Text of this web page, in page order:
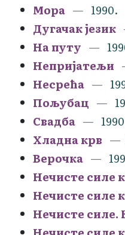
Мора
1990.
Дугачак језик
На путу
Непријатељи
Несрећа
Пољубац
Свадба
Хладна крв
Верочка
Нечисте силе
Нечисте силе
Нечисте силе.